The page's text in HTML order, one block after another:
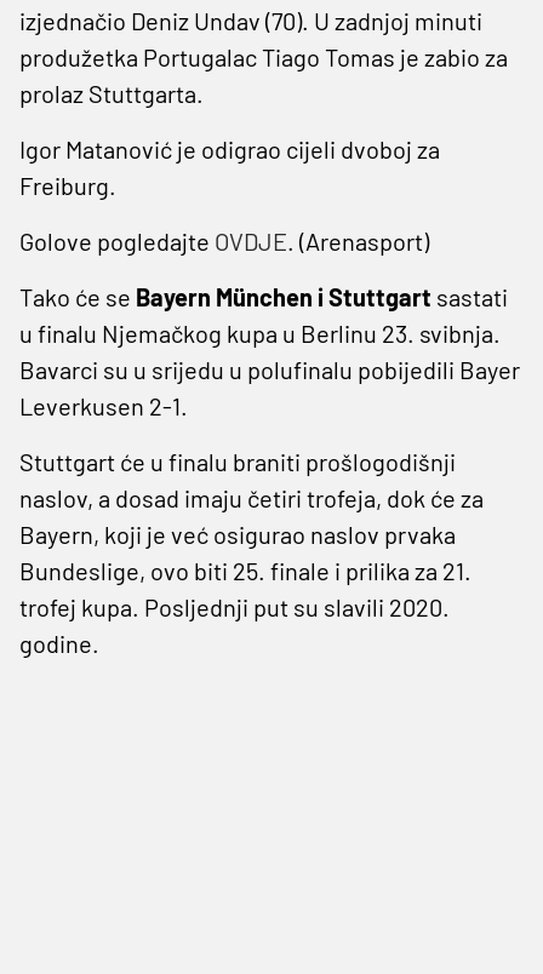
izjednačio Deniz Undav (70). U zadnjoj minuti
produžetka Portugalac Tiago Tomas je zabio za
prolaz Stuttgarta.
Igor Matanović je odigrao cijeli dvoboj za
Freiburg.
Golove pogledajte OVDJE. (Arenasport)
Tako će se Bayern München i Stuttgart sastati
u finalu Njemačkog kupa u Berlinu 23. svibnja.
Bavarci su u srijedu u polufinalu pobijedili Bayer
Leverkusen 2-1.
Stuttgart će u finalu braniti prošlogodišnji
naslov, a dosad imaju četiri trofeja, dok će za
Bayern, koji je već osigurao naslov prvaka
Bundeslige, ovo biti 25. finale i prilika za 21.
trofej kupa. Posljednji put su slavili 2020.
godine.